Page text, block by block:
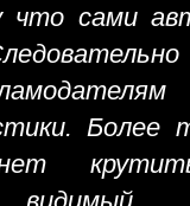
сами
Более